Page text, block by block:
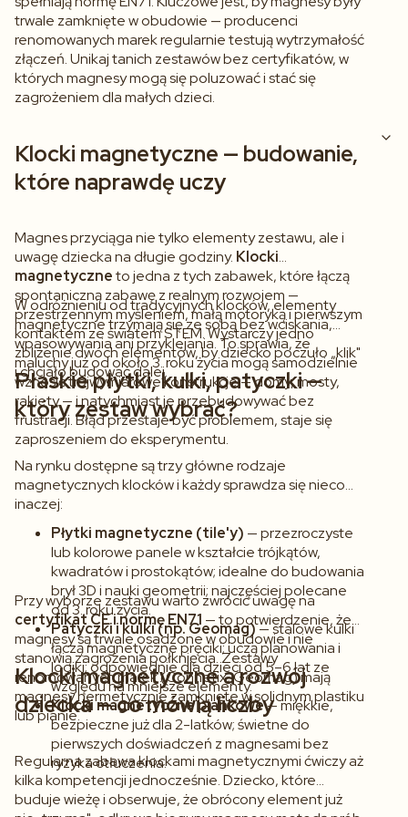
trwale zamknięte w obudowie — producenci
renomowanych marek regularnie testują wytrzymałość
złączeń. Unikaj tanich zestawów bez certyfikatów, w
których magnesy mogą się poluzować i stać się
zagrożeniem dla małych dzieci.
Klocki magnetyczne — budowanie,
które naprawdę uczy
Magnes przyciąga nie tylko elementy zestawu, ale i
uwagę dziecka na długie godziny. Klocki
magnetyczneto jedna z tych zabawek, które łączą
spontaniczną zabawę z realnym rozwojem —
przestrzennym myśleniem, małą motoryką i pierwszym
kontaktem ze światem STEM. Wystarczy jedno
zbliżenie dwóch elementów, by dziecko poczuło „klik"
i chciało budować dalej.
W odróżnieniu od tradycyjnych klocków, elementy
magnetyczne trzymają się ze sobą bez wciskania,
wpasowywania ani przyklejania. To sprawia, że
maluchy już od około 3. roku życia mogą samodzielnie
wznosić trójwymiarowe konstrukcje — domy, mosty,
rakiety — i natychmiast je przebudowywać bez
frustracji. Błąd przestaje być problemem, staje się
zaproszeniem do eksperymentu.
Płaskie płytki, kulki, patyczki —
który zestaw wybrać?
Na rynku dostępne są trzy główne rodzaje
magnetycznych klocków i każdy sprawdza się nieco
inaczej:
Płytki magnetyczne (tile'y) — przezroczyste
lub kolorowe panele w kształcie trójkątów,
kwadratów i prostokątów; idealne do budowania
brył 3D i nauki geometrii; najczęściej polecane
od 3. roku życia.
Patyczki i kulki (np. Geomag)— stalowe kulki
łączą magnetyczne pręciki; uczą planowania i
logiki; odpowiednie dla dzieci od 5–6 lat ze
względu na mniejsze elementy.
Klocki magnetyczne piankowe— miękkie,
bezpieczne już dla 2-latków; świetne do
pierwszych doświadczeń z magnesami bez
ryzyka otłuczenia.
Przy wyborze zestawu warto zwrócić uwagę na
certyfikat CE i normę EN71 — to potwierdzenie, że
magnesy są trwale osadzone w obudowie i nie
stanowią zagrożenia połknięcia. Zestawy
renomowanych marek (Connetix, Geomag) mają
magnesy hermetycznie zamknięte w solidnym plastiku
lub pianie.
Klocki magnetyczne a rozwój
dziecka — co mówią liczby
Regularna zabawa klockami magnetycznymi ćwiczy aż
kilka kompetencji jednocześnie. Dziecko, które
buduje wieżę i obserwuje, że obrócony element już